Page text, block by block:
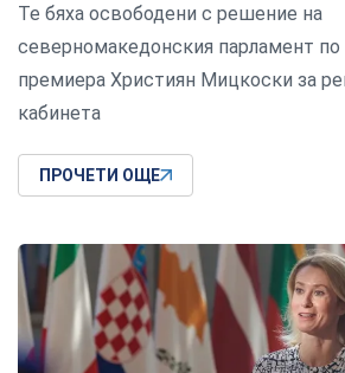
Те бяха освободени с решение на
северномакедонския парламент
премиера Християн Мицкоски за
кабинета
ПРОЧЕТИ ОЩЕ